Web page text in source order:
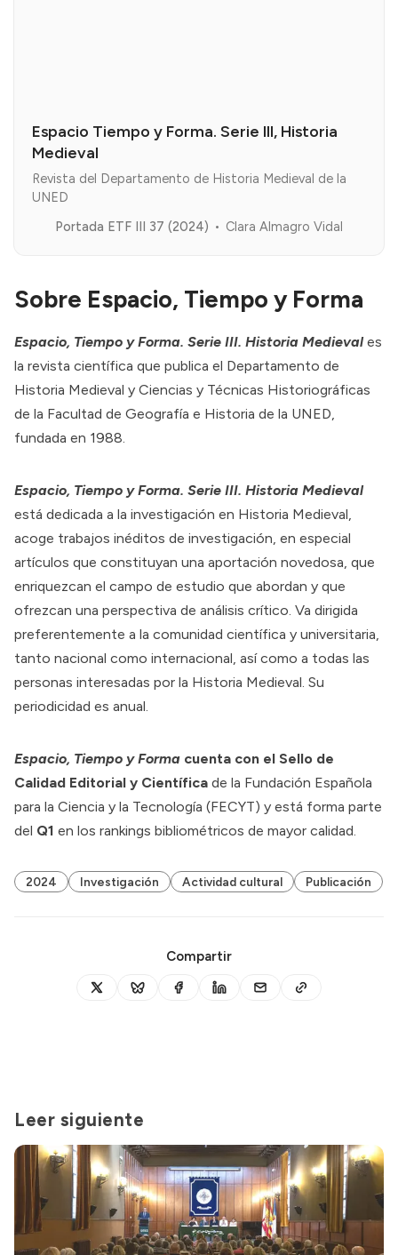
Espacio Tiempo y Forma. Serie III, Historia
Medieval
Revista del Departamento de Historia Medieval de la
UNED
Portada ETF III 37 (2024)
Clara Almagro Vidal
Sobre Espacio, Tiempo y Forma
Espacio, Tiempo y Forma. Serie III. Historia Medievales
la revista científica que publica el Departamento de
Historia Medieval y Ciencias y Técnicas Historiográficas
de la Facultad de Geografía e Historia de la UNED,
fundada en 1988.
Espacio, Tiempo y Forma. Serie III. Historia Medieval
está dedicada a la investigación en Historia Medieval,
acoge trabajos inéditos de investigación, en especial
artículos que constituyan una aportación novedosa, que
enriquezcan el campo de estudio que abordan y que
ofrezcan una perspectiva de análisis crítico. Va dirigida
preferentemente a la comunidad científica y universitaria,
tanto nacional como internacional, así como a todas las
personas interesadas por la Historia Medieval. Su
periodicidad es anual.
Espacio, Tiempo y Forma cuenta con el Sello de
Calidad Editorial y Científica de la Fundación Española
para la Ciencia y la Tecnología (FECYT) y está forma parte
del Q1 en los rankings bibliométricos de mayor calidad.
2024 Investigación Actividad cultural Publicación
Compartir
Leer siguiente